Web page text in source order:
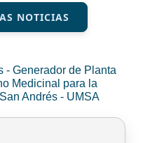
NOTICIAS
- Generador de Planta
Medicinal para la
Andrés - UMSA